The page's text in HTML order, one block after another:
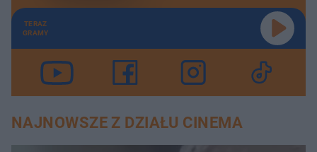
TERAZ
GRAMY
NAJNOWSZE Z DZIAŁU CINEMA